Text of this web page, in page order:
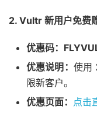
2. Vultr 新用户免费
优惠码：
优惠说明： 使用
限新客户。
优惠页面： 点击